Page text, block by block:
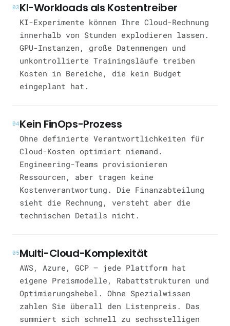
03KI-Workloads als Kostentreiber
KI-Experimente können Ihre Cloud-Rechnung
innerhalb von Stunden explodieren lassen.
GPU-Instanzen, große Datenmengen und
unkontrollierte Trainingsläufe treiben
Kosten in Bereiche, die kein Budget
eingeplant hat.
04Kein FinOps-Prozess
Ohne definierte Verantwortlichkeiten für
Cloud-Kosten optimiert niemand.
Engineering-Teams provisionieren
Ressourcen, aber tragen keine
Kostenverantwortung. Die Finanzabteilung
sieht die Rechnung, versteht aber die
technischen Details nicht.
05Multi-Cloud-Komplexität
AWS, Azure, GCP — jede Plattform hat
eigene Preismodelle, Rabattstrukturen und
Optimierungshebel. Ohne Spezialwissen
zahlen Sie überall den Listenpreis. Das
summiert sich schnell zu sechsstelligen